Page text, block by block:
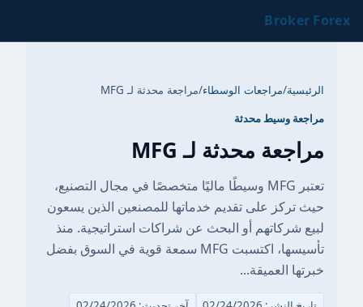
Broker Forex
الرئيسية/مراجعات الوسطاء/مراجعة محدثة لـ MFG
مراجعة وسيط محدثة
مراجعة محدثة لـ MFG
تعتبر MFG وسيطًا ماليًا متخصصًا في مجال التصنيع،
حيث تركز على تقديم خدماتها للمصنعين الذين يسعون
لبيع شركاتهم أو البحث عن شراكات استراتيجية. منذ
تأسيسها، اكتسبت MFG سمعة قوية في السوق بفضل
خبرتها العميقة...